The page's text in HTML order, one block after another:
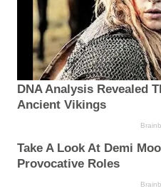
DNA Analysis Revealed
Ancient Vikings
Take A Look At Demi
Provocative Roles